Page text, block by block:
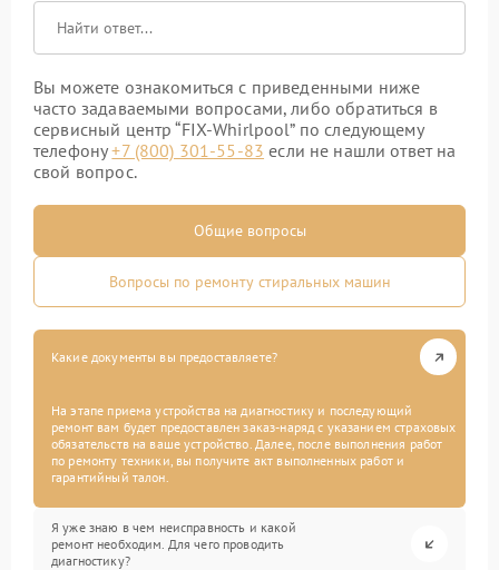
Вы можете ознакомиться с приведенными ниже
часто задаваемыми вопросами, либо обратиться в
сервисный центр “FIX-Whirlpool” по следующему
телефону+7 (800) 301-55-83 если не нашли ответ на
свой вопрос.
Общие вопросы
Вопросы по ремонту стиральных машин
Какие документы вы предоставляете?
На этапе приема устройства на диагностику и последующий
ремонт вам будет предоставлен заказ-наряд с указанием страховых
обязательств на ваше устройство. Далее, после выполнения работ
по ремонту техники, вы получите акт выполненных работ и
гарантийный талон.
Я уже знаю в чем неисправность и какой
ремонт необходим. Для чего проводить
диагностику?